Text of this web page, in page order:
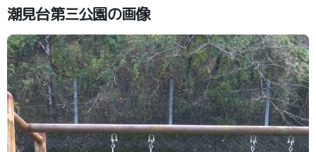
潮見台第三公園の画像